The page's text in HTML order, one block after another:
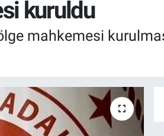
kuruldu
mahkemesi